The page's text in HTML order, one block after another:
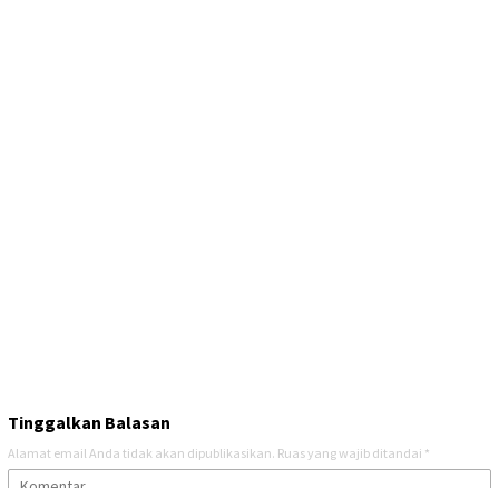
Tinggalkan Balasan
Alamat email Anda tidak akan dipublikasikan. Ruas yang wajib ditandai *